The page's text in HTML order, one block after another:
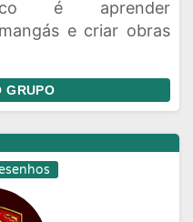
é aprender
e criar obras
GRUPO